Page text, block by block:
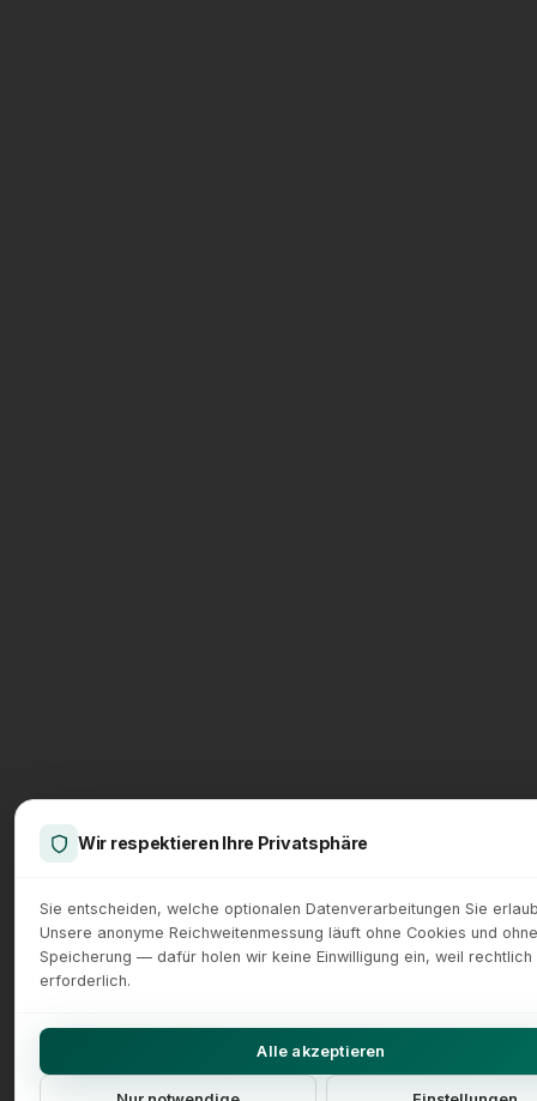
Wir respektieren Ihre Privatsphäre
Sie entscheiden, welche optionalen Datenverarbeitungen Sie
Unsere anonyme Reichweitenmessung läuft ohne Cookies und
Speicherung — dafür holen wir keine Einwilligung ein, weil rechtlich
erforderlich.
Alle akzeptieren